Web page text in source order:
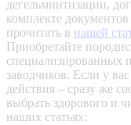
дегельминтизации,
комплекте
прочитать в нашей
Приобретайте
специализированных
заводчиков. Если у
действия – сразу же
выбрать здорового и
наших статьях: